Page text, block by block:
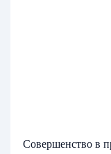
Совершенство в